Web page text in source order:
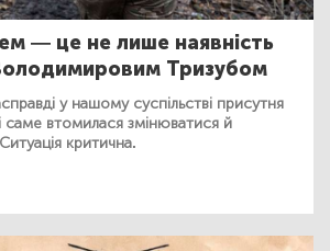
— це не лише наявність
Тризубом
у нашому суспільстві присутня
саме втомилася змінюватися й
критична.